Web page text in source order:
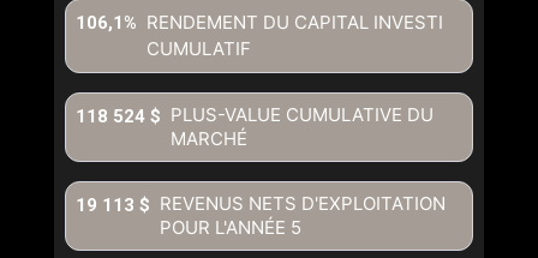
RENDEMENT DU CAPITAL INVESTI
CUMULATIF
106,1%
PLUS-VALUE CUMULATIVE DU
MARCHÉ
118 524 $
REVENUS NETS D'EXPLOITATION
POUR L'ANNÉE 5
19 113 $